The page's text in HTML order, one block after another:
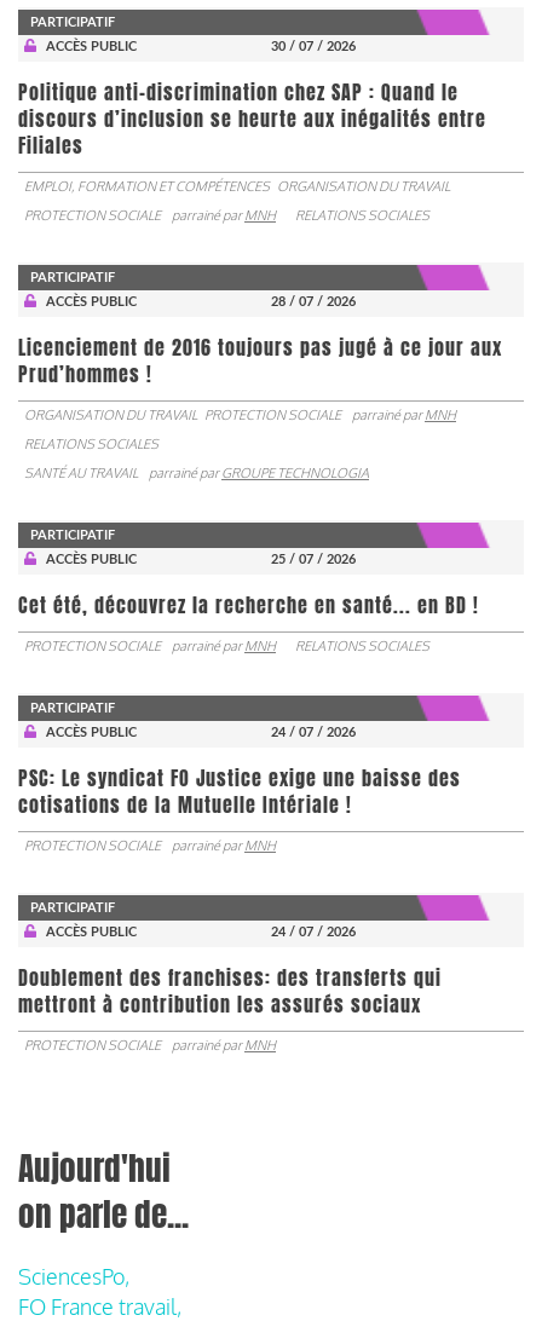
PARTICIPATIF
ACCÈS PUBLIC
30 / 07 / 2026
Politique anti-discrimination chez SAP : Quand le
discours d’inclusion se heurte aux inégalités entre
Filiales
EMPLOI, FORMATION ET COMPÉTENCES ORGANISATION DU TRAVAIL
PROTECTION SOCIALE
parrainé parMNH RELATIONS SOCIALES
PARTICIPATIF
ACCÈS PUBLIC
28 / 07 / 2026
Licenciement de 2016 toujours pas jugé à ce jour aux
Prud’hommes !
ORGANISATION DU TRAVAIL PROTECTION SOCIALE parrainé parMNH
RELATIONS SOCIALES
SANTÉ AU TRAVAIL
parrainé parGROUPE TECHNOLOGIA
PARTICIPATIF
ACCÈS PUBLIC
25 / 07 / 2026
Cet été, découvrez la recherche en santé... en BD !
PROTECTION SOCIALE parrainé parMNH RELATIONS SOCIALES
PARTICIPATIF
ACCÈS PUBLIC
24 / 07 / 2026
PSC: Le syndicat FO Justice exige une baisse des
cotisations de la Mutuelle Intériale !
PROTECTION SOCIALE parrainé parMNH
PARTICIPATIF
ACCÈS PUBLIC
24 / 07 / 2026
Doublement des franchises: des transferts qui
mettront à contribution les assurés sociaux
PROTECTION SOCIALE parrainé parMNH
Aujourd'hui
on parle de...
SciencesPo,
FO France travail,